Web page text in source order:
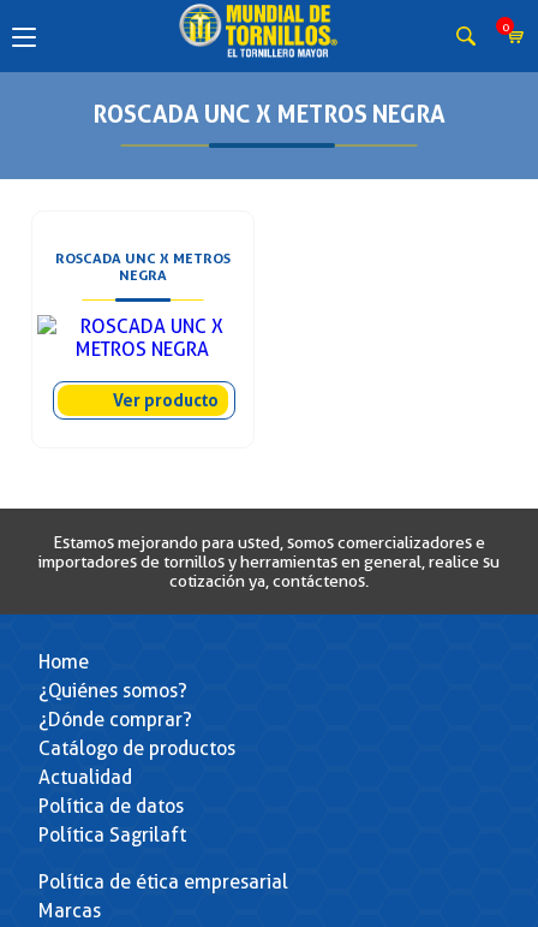
0
ROSCADA UNC X METROS NEGRA
ROSCADA UNC X METROS
NEGRA
Ver producto
Estamos mejorando para usted, somos comercializadores e
importadores de tornillos y herramientas en general, realice su
cotización ya, contáctenos.
Home
¿Quiénes somos?
¿Dónde comprar?
Catálogo de productos
Actualidad
Política de datos
Política Sagrilaft
Política de ética empresarial
Marcas